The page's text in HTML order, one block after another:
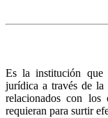
Es la institución que
jurídica a través de la
relacionados con
requieran para surtir